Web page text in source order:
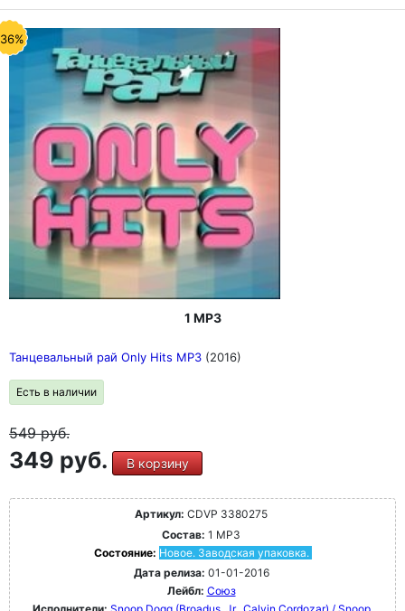
1 MP3
Танцевальный рай Only Hits МР3 (2016)
Есть в наличии
549руб.
349 руб. В корзину
Артикул: CDVP 3380275
Состав: 1 MP3
Состояние: Новое. Заводская упаковка.
Дата релиза: 01-01-2016
Лейбл: Союз